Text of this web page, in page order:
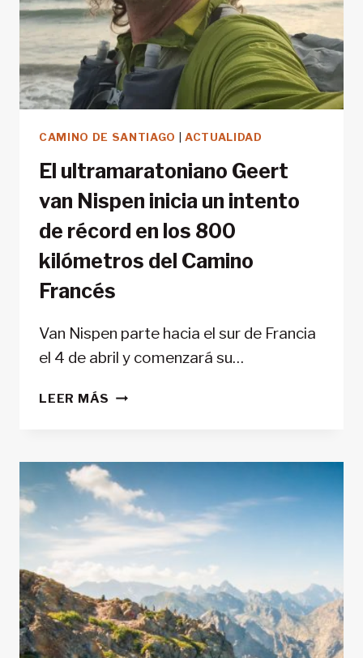
EFICIENTE
CAMINO DE SANTIAGO ACTUALIDAD
El ultramaratoniano Geert
van Nispen inicia un intento
de récord en los 800
kilómetros del Camino
Francés
Van Nispen parte hacia el sur de Francia
el 4 de abril y comenzará su…
LEER MÁS EL
NISPEN
INICIA
UN
INTENTO
DE
RÉCORD
LOS
800
KILÓMETROS